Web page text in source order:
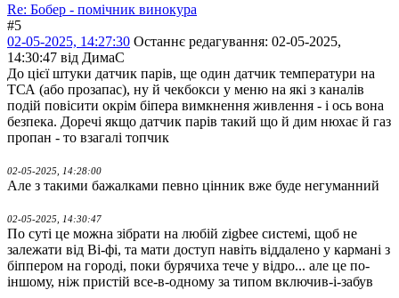
Re: Бобер - помічник винокура
#5
02-05-2025, 14:27:30 Останнє редагування: 02-05-2025,
14:30:47 від ДимаС
До цієї штуки датчик парів, ще один датчик температури на
ТСА (або прозапас), ну й чекбокси у меню на які з каналів
подій повісити окрім біпера вимкнення живлення - і ось вона
безпека. Доречі якщо датчик парів такий що й дим нюхає й газ
пропан - то взагалі топчик
02-05-2025, 14:28:00
Але з такими бажалками певно цінник вже буде негуманний
02-05-2025, 14:30:47
По суті це можна зібрати на любій zigbee системі, щоб не
залежати від Ві-фі, та мати доступ навіть віддалено у кармані з
біппером на городі, поки бурячиха тече у відро... але це по-
іншому, ніж пристій все-в-одному за типом включив-і-забув